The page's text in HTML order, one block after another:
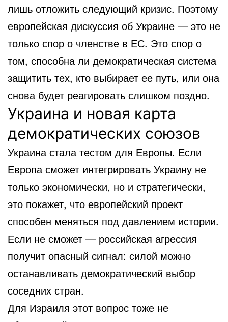
лишь отложить следующий кризис. Поэтому
европейская дискуссия об Украине — это не
только спор о членстве в ЕС. Это спор о
том, способна ли демократическая система
защитить тех, кто выбирает ее путь, или она
снова будет реагировать слишком поздно.
Украина и новая карта
демократических союзов
Украина стала тестом для Европы. Если
Европа сможет интегрировать Украину не
только экономически, но и стратегически,
это покажет, что европейский проект
способен меняться под давлением истории.
Если не сможет — российская агрессия
получит опасный сигнал: силой можно
останавливать демократический выбор
соседних стран.
Для Израиля этот вопрос тоже не